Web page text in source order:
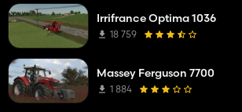
Irrifrance Optima 1036
18 759
Massey Ferguson 7700
1 884